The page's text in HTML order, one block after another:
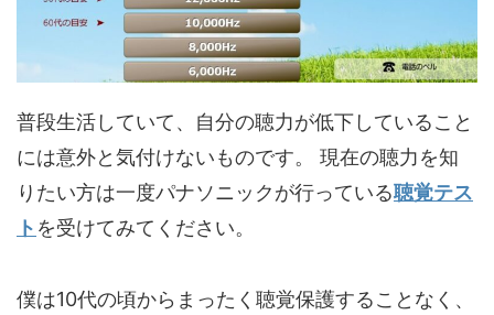
普段生活していて、自分の聴力が低下していること
には意外と気付けないものです。 現在の聴力を知
りたい方は一度パナソニックが行っている聴覚テス
ト を受けてみてください。
僕は10代の頃からまったく聴覚保護することなく、